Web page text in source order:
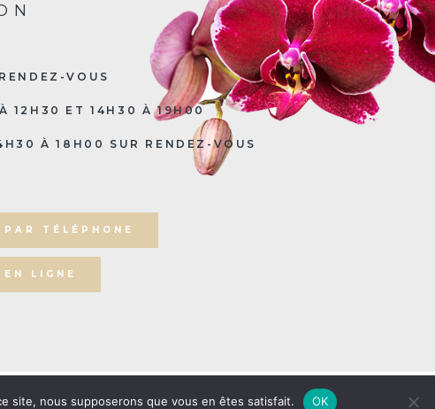
VOUS
12H30 ET 14H30 À 19H00
À 18H00 SUR RENDEZ-VOUS
TÉLÉPHONE
LIGNE
légales|Politique de confidentialité
site, nous supposerons que vous en êtes satisfait. OK